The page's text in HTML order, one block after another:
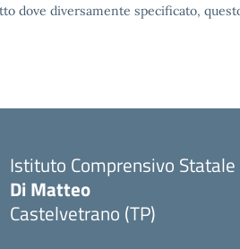
dove diversamente specificato,
Istituto Comprensivo Statale
Di Matteo
Castelvetrano (TP)